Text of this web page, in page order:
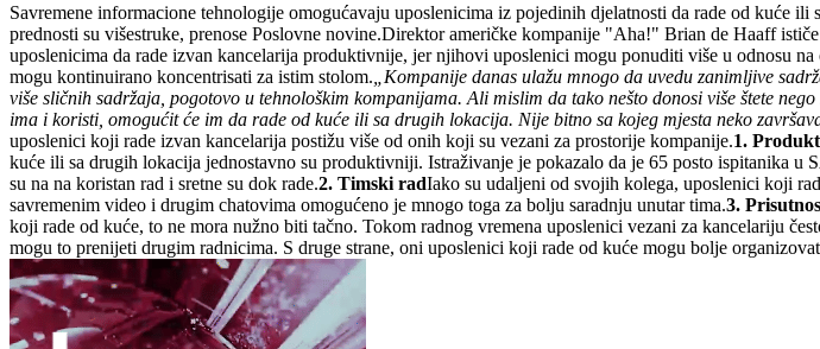
Savremene informacione tehnologije omogućavaju uposlenicima iz pojedinih djelatnosti da rade od kuće
prednosti su višestruke, prenose Poslovne novine.Direktor američke kompanije "Aha!" Brian de Haaff
uposlenicima da rade izvan kancelarija produktivnije, jer njihovi uposlenici mogu ponuditi više u odnosu
mogu kontinuirano koncentrisati za istim stolom. „Kompanije danas ulažu mnogo da uvedu zanimljive
više sličnih sadržaja, pogotovo u tehnološkim kompanijama. Ali mislim da tako nešto donosi više štete
ima i koristi, omogućit će im da rade od kuće ili sa drugih lokacija. Nije bitno sa kojeg mjesta neko
uposlenici koji rade izvan kancelarija postižu više od onih koji su vezani za prostorije kompanije.1.
kuće ili sa drugih lokacija jednostavno su produktivniji. Istraživanje je pokazalo da je 65 posto ispitanika
su na na koristan rad i sretne su dok rade.2. Timski radIako su udaljeni od svojih kolega, uposlenici koji
savremenim video i drugim chatovima omogućeno je mnogo toga za bolju saradnju unutar tima.3.
koji rade od kuće, to ne mora nužno biti tačno. Tokom radnog vremena uposlenici vezani za kancelariju
mogu to prenijeti drugim radnicima. S druge strane, oni uposlenici koji rade od kuće mogu bolje